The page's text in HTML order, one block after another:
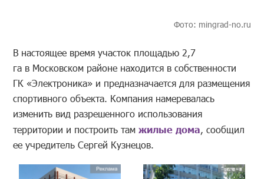
Фото: mingrad-no.ru
В настоящее время участок площадью 2,7
га в Московском районе находится в собственности
ГК «Электроника» и предназначается для размещения
спортивного объекта. Компания намеревалась
изменить вид разрешенного использования
территории и построить тамжилые дома, сообщил
ее учредитель Сергей Кузнецов.